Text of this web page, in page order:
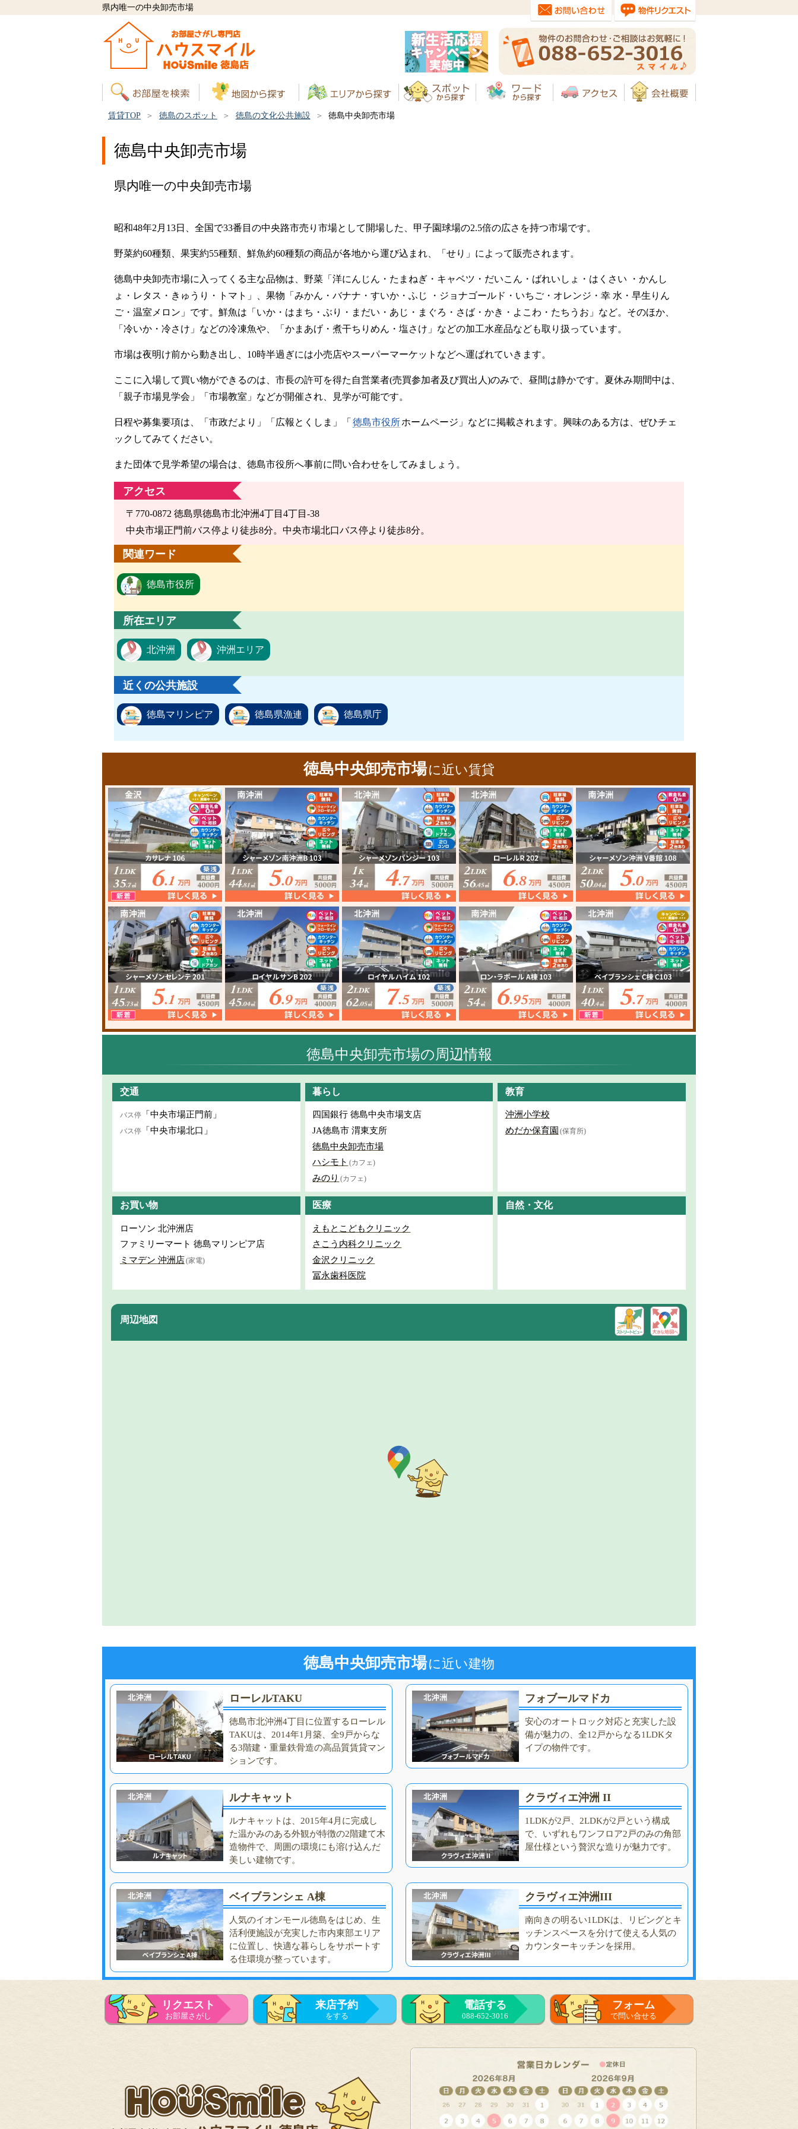
県内唯一の中央卸売市場
賃貸TOP 徳島のスポット 徳島の文化公共施設 徳島中央卸売市場
徳島中央卸売市場
県内唯一の中央卸売市場
昭和48年2月13日、全国で33番目の中央路市売り市場として開場した、甲子園球場の2.5倍の広さを持つ市場です。
野菜約60種類、果実約55種類、鮮魚約60種類の商品が各地から運び込まれ、「せり」によって販売されます。
徳島中央卸売市場に入ってくる主な品物は、野菜「洋にんじん・たまねぎ・キャベツ・だいこん・ばれいしょ・はくさい ・かんし
ょ・レタス・きゅうり・トマト」、果物「みかん・バナナ・すいか・ふじ ・ジョナゴールド・いちご・オレンジ・幸 水・早生りん
ご・温室メロン」です。鮮魚は「いか・はまち・ぶり・まだい・あじ・まぐろ・さば・かき・よこわ・たちうお」など。そのほか、
「冷いか・冷さけ」などの冷凍魚や、「かまあげ・煮干ちりめん・塩さけ」などの加工水産品なども取り扱っています。
市場は夜明け前から動き出し、10時半過ぎには小売店やスーパーマーケットなどへ運ばれていきます。
ここに入場して買い物ができるのは、市長の許可を得た自営業者(売買参加者及び買出人)のみで、昼間は静かです。夏休み期間中は、
「親子市場見学会」「市場教室」などが開催され、見学が可能です。
日程や募集要項は、「市政だより」「広報とくしま」「 徳島市役所ホームページ」などに掲載されます。興味のある方は、ぜひチェ
ックしてみてください。
また団体で見学希望の場合は、徳島市役所へ事前に問い合わせをしてみましょう。
アクセス
〒770-0872 徳島県徳島市北沖洲4丁目4丁目-38
中央市場正門前バス停より徒歩8分。中央市場北口バス停より徒歩8分。
関連ワード
徳島市役所
所在エリア
北沖洲 沖洲エリア
近くの公共施設
徳島マリンピア 徳島県漁連 徳島県庁
徳島中央卸売市場に近い賃貸
徳島中央卸売市場の周辺情報
交通
バス停 「中央市場正門前」
バス停 「中央市場北口」
暮らし
四国銀行 徳島中央市場支店
JA徳島市 渭東支所
徳島中央卸売市場
ハシモト (カフェ)
みのり (カフェ)
教育
沖洲小学校
めだか保育園 (保育所)
お買い物
ローソン 北沖洲店
ファミリーマート 徳島マリンピア店
ミマデン 沖洲店(家電)
医療
えもとこどもクリニック
さこう内科クリニック
金沢クリニック
冨永歯科医院
自然・文化
周辺地図
徳島中央卸売市場に近い建物
ローレルTAKU
徳島市北沖洲4丁目に位置するローレル
TAKUは、2014年1月築、全9戸からな
る3階建・重量鉄骨造の高品質賃貸マン
ションです。
フォブールマドカ
安心のオートロック対応と充実した設
備が魅力の、全12戸からなる1LDKタ
イプの物件です。
ルナキャット
ルナキャットは、2015年4月に完成し
た温かみのある外観が特徴の2階建て木
造物件で、周囲の環境にも溶け込んだ
美しい建物です。
クラヴィエ沖洲 II
1LDKが2戸、2LDKが2戸という構成
で、いずれもワンフロア2戸のみの角部
屋仕様という贅沢な造りが魅力です。
ベイブランシェ A棟
人気のイオンモール徳島をはじめ、生
活利便施設が充実した市内東部エリア
に位置し、快適な暮らしをサポートす
る住環境が整っています。
クラヴィエ沖洲III
南向きの明るい1LDKは、リビングとキ
ッチンスペースを分けて使える人気の
カウンターキッチンを採用。
リクエスト
お部屋さがし
来店予約
をする
電話する
088-652-3016
フォーム
で問い合せる